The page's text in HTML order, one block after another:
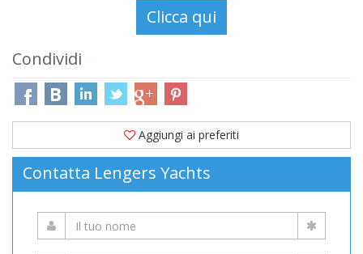
Condividi
Aggiungi ai preferiti
Contatta Lengers Yachts